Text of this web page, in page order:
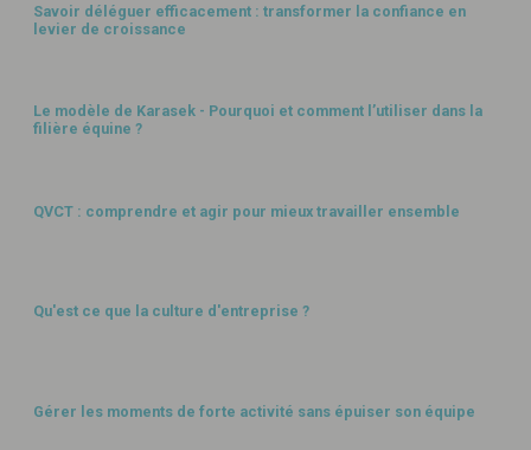
Savoir déléguer efficacement : transformer la confiance en
levier de croissance
Le modèle de Karasek - Pourquoi et comment l’utiliser dans la
filière équine ?
QVCT : comprendre et agir pour mieux travailler ensemble
Qu'est ce que la culture d'entreprise ?
Gérer les moments de forte activité sans épuiser son équipe